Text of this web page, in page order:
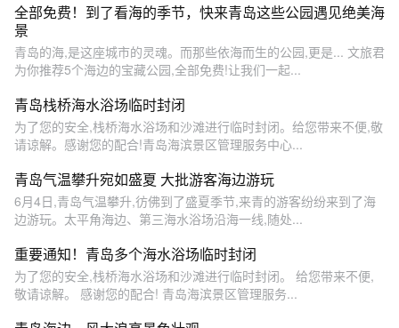
全部免费！到了看海的季节，快来青岛这些公园遇见绝美海
景
青岛的海,是这座城市的灵魂。而那些依海而生的公园,更是... 文旅君
为你推荐5个海边的宝藏公园,全部免费!让我们一起...
青岛栈桥海水浴场临时封闭
为了您的安全,栈桥海水浴场和沙滩进行临时封闭。给您带来不便,敬
请谅解。感谢您的配合!青岛海滨景区管理服务中心...
青岛气温攀升宛如盛夏 大批游客海边游玩
6月4日,青岛气温攀升,彷佛到了盛夏季节,来青的游客纷纷来到了海
边游玩。太平角海边、第三海水浴场沿海一线,随处...
重要通知！青岛多个海水浴场临时封闭
为了您的安全,栈桥海水浴场和沙滩进行临时封闭。 给您带来不便,
敬请谅解。 感谢您的配合! 青岛海滨景区管理服务...